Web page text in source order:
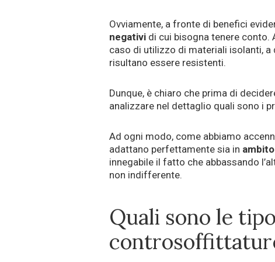
Ovviamente, a fronte di benefici
negativi di cui bisogna tenere conto.
caso di utilizzo di materiali isolanti,
risultano essere resistenti.
Dunque, è chiaro che prima di
analizzare nel dettaglio quali sono i
Ad ogni modo, come abbiamo
adattano perfettamente sia in
innegabile il fatto che abbassando
non indifferente.
Quali sono le